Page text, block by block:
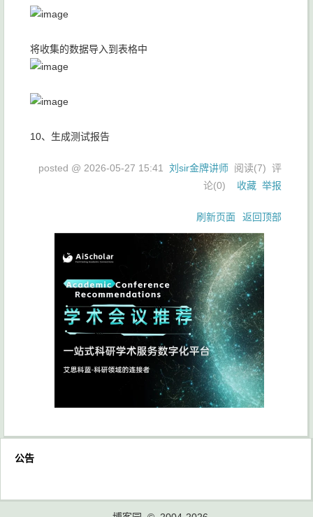
将收集的数据导入到表格中
10、生成测试报告
posted @ 2026-05-27 15:41 刘sir金牌讲师 阅读(7) 评
论(0) 收藏 举报
刷新页面 返回顶部
公告